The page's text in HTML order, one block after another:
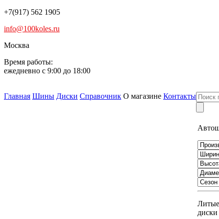
+7(917) 562 1905
info@100koles.ru
Москва
Время работы:
ежедневно с 9:00 до 18:00
Главная Шины Диски Справочник О магазине Контакты
Литые
диски